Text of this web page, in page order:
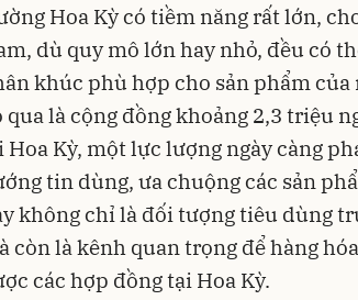
Hoa Kỳ có tiềm năng rất lớn,
dù quy mô lớn hay nhỏ, đều có
khúc phù hợp cho sản phẩm
qua là cộng đồng khoảng 2,3 triệu
Hoa Kỳ, một lực lượng ngày càng
tin dùng, ưa chuộng các sản
không chỉ là đối tượng tiêu dùng
còn là kênh quan trọng để hàng
các hợp đồng tại Hoa Kỳ.